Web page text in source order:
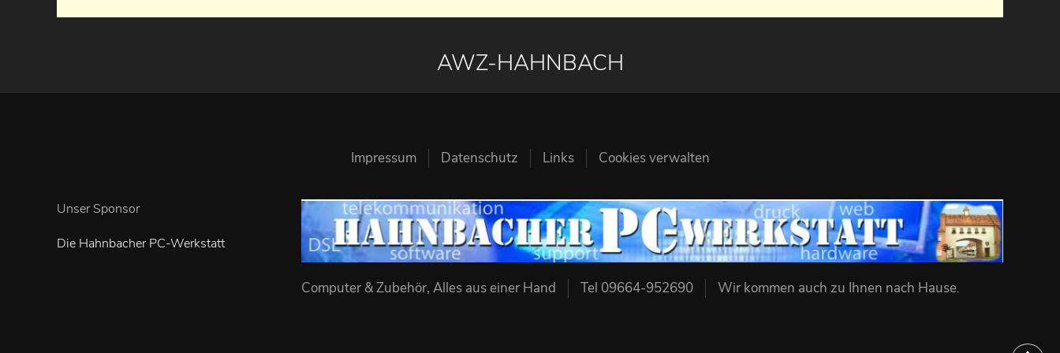
AWZ-HAHNBACH
Impressum Datenschutz Links Cookies verwalten
Unser Sponsor
Die Hahnbacher PC-Werkstatt
Computer & Zubehör, Alles aus einer Hand Tel 09664-952690 Wir kommen auch zu Ihnen nach Hause.